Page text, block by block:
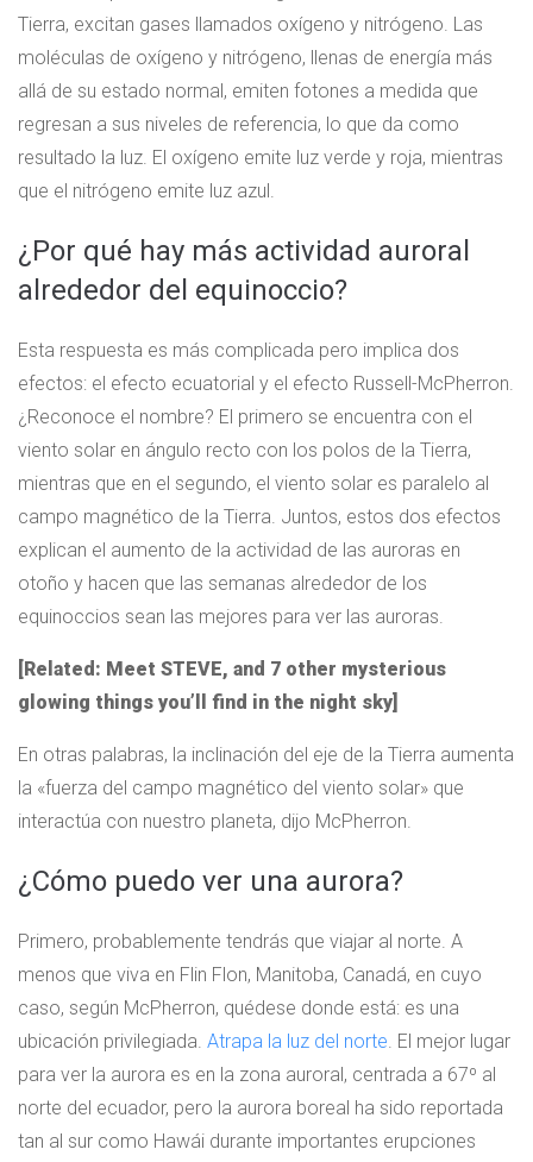
Tierra, excitan gases llamados oxígeno y nitrógeno. Las
moléculas de oxígeno y nitrógeno, llenas de energía más
allá de su estado normal, emiten fotones a medida que
regresan a sus niveles de referencia, lo que da como
resultado la luz. El oxígeno emite luz verde y roja, mientras
que el nitrógeno emite luz azul.
¿Por qué hay más actividad auroral
alrededor del equinoccio?
Esta respuesta es más complicada pero implica dos
efectos: el efecto ecuatorial y el efecto Russell-McPherron.
¿Reconoce el nombre? El primero se encuentra con el
viento solar en ángulo recto con los polos de la Tierra,
mientras que en el segundo, el viento solar es paralelo al
campo magnético de la Tierra. Juntos, estos dos efectos
explican el aumento de la actividad de las auroras en
otoño y hacen que las semanas alrededor de los
equinoccios sean las mejores para ver las auroras.
[Related: Meet STEVE, and 7 other mysterious
glowing things you’ll find in the night sky]
En otras palabras, la inclinación del eje de la Tierra aumenta
la «fuerza del campo magnético del viento solar» que
interactúa con nuestro planeta, dijo McPherron.
¿Cómo puedo ver una aurora?
Primero, probablemente tendrás que viajar al norte. A
menos que viva en Flin Flon, Manitoba, Canadá, en cuyo
caso, según McPherron, quédese donde está: es una
ubicación privilegiada. Atrapa la luz del norte. El mejor lugar
para ver la aurora es en la zona auroral, centrada a 67º al
norte del ecuador, pero la aurora boreal ha sido reportada
tan al sur como Hawái durante importantes erupciones